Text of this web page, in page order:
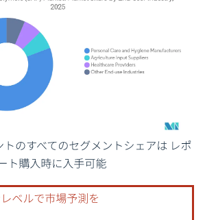
。再利用にはCC BY 4.0の表示が必要です。